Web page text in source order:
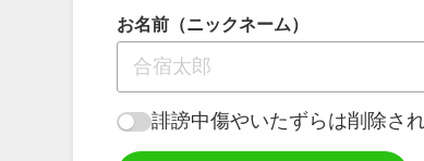
お名前（ニックネーム）
誹謗中傷やいたずらは削除さ